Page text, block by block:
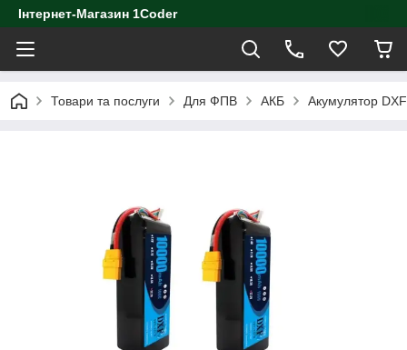
Інтернет-Магазин 1Coder
Товари та послуги Для ФПВ АКБ Aкумулятор